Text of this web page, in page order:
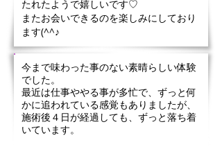
たれたようで嬉しいです♡
またお会いできるのを楽しみにしており
ます(^^♪
今まで味わった事のない素晴らしい体験
でした。
最近は仕事ややる事が多忙で、ずっと何
かに追われている感覚もありましたが、
施術後４日が経過しても、ずっと落ち着
いています。